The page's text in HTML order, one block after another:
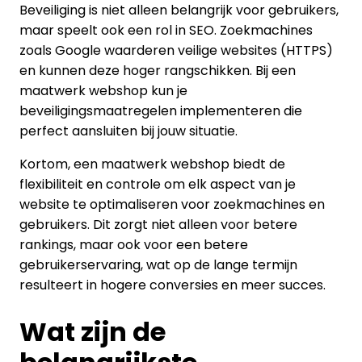
Beveiliging is niet alleen belangrijk voor gebruikers,
maar speelt ook een rol in SEO. Zoekmachines
zoals Google waarderen veilige websites (HTTPS)
en kunnen deze hoger rangschikken. Bij een
maatwerk webshop kun je
beveiligingsmaatregelen implementeren die
perfect aansluiten bij jouw situatie.
Kortom, een maatwerk webshop biedt de
flexibiliteit en controle om elk aspect van je
website te optimaliseren voor zoekmachines en
gebruikers. Dit zorgt niet alleen voor betere
rankings, maar ook voor een betere
gebruikerservaring, wat op de lange termijn
resulteert in hogere conversies en meer succes.
Wat zijn de